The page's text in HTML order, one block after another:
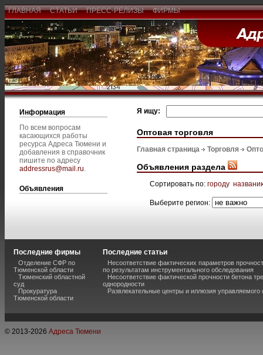
ГЛАВНАЯ СТАТЬИ ПРЕСС-РЕЛИЗЫ ФИРМЫ
Информация
По всем вопросам
касающихся работы
ресурса Адреса Тюмени и
добавления в справочник
пишите по адресу
addressrus@mail.ru.
Объявления
Я ищу:
Оптовая торговля
Главная страница Торговля
Объявления раздела
Сортировать по: городу
Выберите регион:
Последние фирмы
Отделение СФР по
Тюменской области
Тюменский областной
суд
Прокуратура
Тюменской области
Последние статьи
Несоответствие фактических параметров
по результатам инструментального обследования
Несоответствие фактической прочности бетона
однородности
Развлекательные центры и иллюзия управляемого
© 2013-2026 Адреса Тюмени